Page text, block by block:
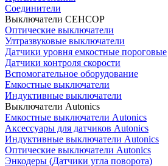
Соединители
Выключатели СЕНСОР
Оптические выключатели
Ултразвуковые выключатели
Датчики уровня емкостные пороговые
Датчики контроля скорости
Вспомогательное оборудование
Емкостные выключатели
Индуктивные выключатели
Выключатели Autonics
Емкостные выключатели Autonics
Аксессуары для датчиков Autonics
Индуктивные выключатели Autonics
Оптические выключатели Autonics
Энкодеры (Датчики угла поворота)